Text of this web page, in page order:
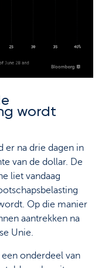
wordt
er na drie dagen in
van de dollar. De
liet vandaag
Op die manier
aantrekken na
Unie.
onderdeel van